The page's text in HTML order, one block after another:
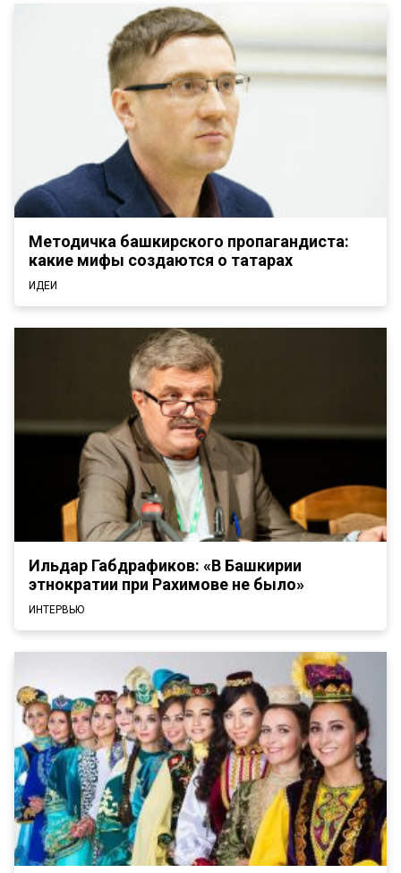
Методичка башкирского пропагандиста:
какие мифы создаются о татарах
ИДЕИ
Ильдар Габдрафиков: «В Башкирии
этнократии при Рахимове не было»
ИНТЕРВЬЮ